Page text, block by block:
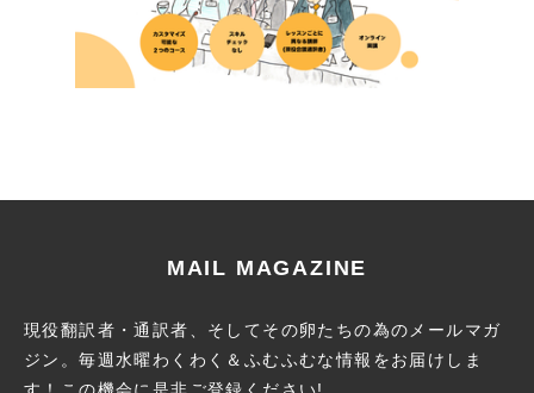
MAIL MAGAZINE
現役翻訳者・通訳者、そしてその卵たちの為のメールマガ
ジン。毎週水曜わくわく＆ふむふむな情報をお届けしま